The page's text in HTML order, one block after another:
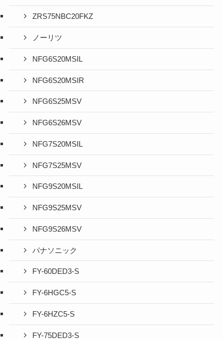
ZRS75NBC20FKZ
ノーリツ
NFG6S20MSIL
NFG6S20MSIR
NFG6S25MSV
NFG6S26MSV
NFG7S20MSIL
NFG7S25MSV
NFG9S20MSIL
NFG9S25MSV
NFG9S26MSV
パナソニック
FY-60DED3-S
FY-6HGC5-S
FY-6HZC5-S
FY-75DED3-S